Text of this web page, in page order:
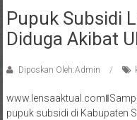
Pupuk Subsidi
Diduga Akibat
Diposkan Oleh:Admin
pupuk subsidi di Kabupaten